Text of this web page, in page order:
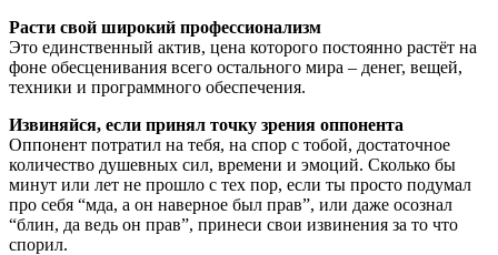
Расти свой широкий профессионализм
Это единственный актив, цена которого постоянно растёт на
фоне обесценивания всего остального мира – денег, вещей,
техники и программного обеспечения.
Извиняйся, если принял точку зрения оппонента
Оппонент потратил на тебя, на спор с тобой, достаточное
количество душевных сил, времени и эмоций. Сколько бы
минут или лет не прошло с тех пор, если ты просто подумал
про себя “мда, а он наверное был прав”, или даже осознал
“блин, да ведь он прав”, принеси свои извинения за то что
спорил.